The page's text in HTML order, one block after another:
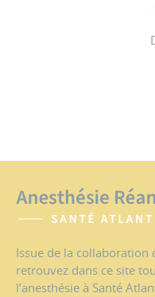
Issue de la collaboration
retrouvez dans ce site
l’anesthésie à Santé